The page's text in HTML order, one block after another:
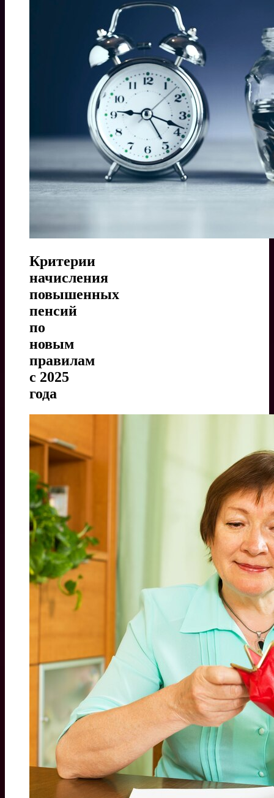
Критерии
начисления
повышенных
пенсий
по
новым
правилам
с 2025
года